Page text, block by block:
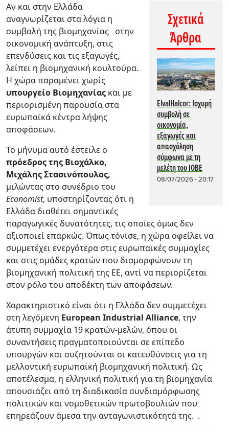
Σχετικά
Άρθρα
ElvalHalcor: Ισχυρή
συμβολή σε
οικονομία,
εξαγωγές και
απασχόληση
σύμφωνα με τη
μελέτη του ΙΟΒΕ
08/07/2026 - 20:17
Αν και στην Ελλάδα
αναγνωρίζεται στα λόγια η
συμβολή της βιομηχανίας στην
οικονομική ανάπτυξη, στις
επενδύσεις και τις εξαγωγές,
λείπει η βιομηχανική κουλτούρα.
Η χώρα παραμένει χωρίς
υπουργείο Βιομηχανίας και με
περιορισμένη παρουσία στα
ευρωπαϊκά κέντρα λήψης
αποφάσεων.
Το μήνυμα αυτό έστειλε ο
πρόεδρος της Βιοχάλκο,
Μιχάλης Στασινόπουλος,
μιλώντας στο συνέδριο του
Economist, υποστηρίζοντας ότι η
Ελλάδα διαθέτει σημαντικές
παραγωγικές δυνατότητες, τις οποίες όμως δεν
αξιοποιεί επαρκώς. Όπως τόνισε, η χώρα οφείλει να
συμμετέχει ενεργότερα στις ευρωπαϊκές συμμαχίες
και στις ομάδες κρατών που διαμορφώνουν τη
βιομηχανική πολιτική της ΕΕ, αντί να περιορίζεται
στον ρόλο του αποδέκτη των αποφάσεων.
Χαρακτηριστικό είναι ότι η Ελλάδα δεν συμμετέχει
στη λεγόμενη European Industrial Alliance, την
άτυπη συμμαχία 19 κρατών-μελών, όπου οι
συναντήσεις πραγματοποιούνται σε επίπεδο
υπουργών και συζητούνται οι κατευθύνσεις για τη
μελλοντική ευρωπαϊκή βιομηχανική πολιτική. Ως
αποτέλεσμα, η ελληνική πολιτική για τη βιομηχανία
απουσιάζει από τη διαδικασία συνδιαμόρφωσης
πολιτικών και νομοθετικών πρωτοβουλιών που
επηρεάζουν άμεσα την ανταγωνιστικότητά της. .